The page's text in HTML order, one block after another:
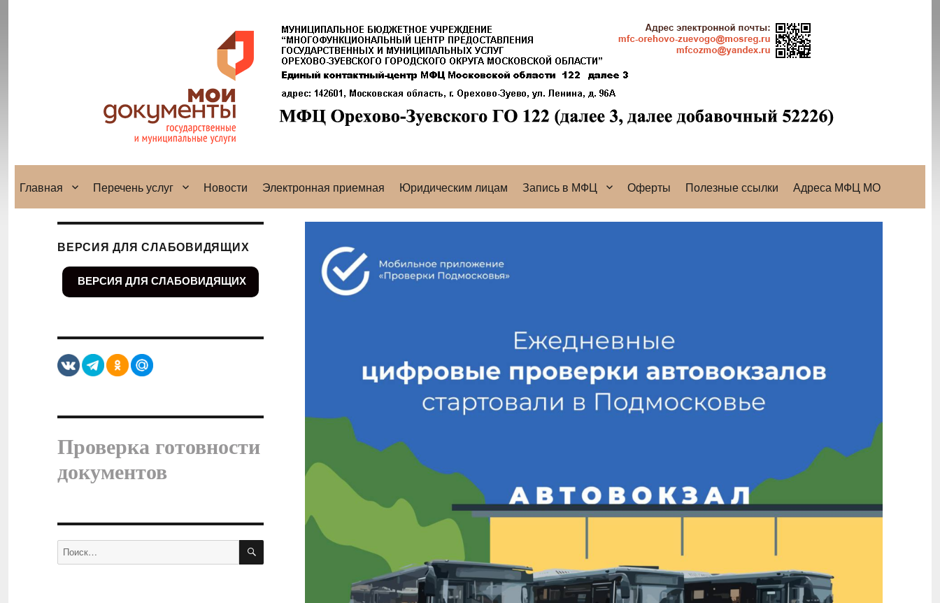
Главная Перечень услуг Новости Электронная приемная Юридическим лицам Запись в МФЦ Оферты Полезные ссылки Адреса МФЦ МО
ВЕРСИЯ ДЛЯ СЛАБОВИДЯЩИХ
ВЕРСИЯ ДЛЯ СЛАБОВИДЯЩИХ
Проверка готовности
документов
Искать: ПОИСК